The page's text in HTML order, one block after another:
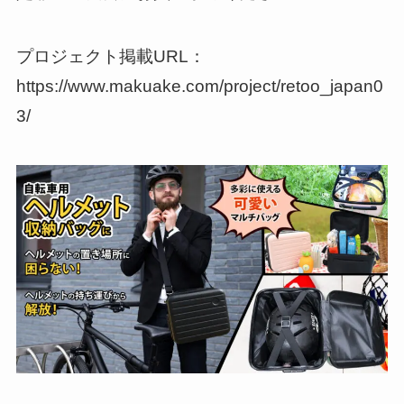
プロジェクト掲載URL：
https://www.makuake.com/project/retoo_japan0
3/